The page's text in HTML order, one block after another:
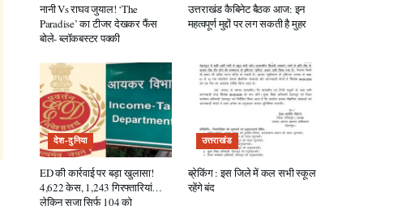
नानी Vs राघव जुयाल! ‘The
Paradise’ का टीजर देखकर फैंस
बोले- ब्लॉकबस्टर पक्की
उत्तराखंड कैबिनेट बैठक आज: इन
महत्वपूर्ण मुद्दों पर लग सकती है मुहर
देश-दुनिया
ED की कार्रवाई पर बड़ा खुलासा!
4,622 केस, 1,243 गिरफ्तारियां…
लेकिन सजा सिर्फ 104 को
उत्तराखंड
ब्रेकिंग : इस जिले में कल सभी स्कूल
रहेंगे बंद